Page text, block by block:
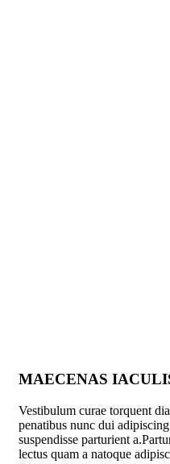
MAECENAS
Vestibulum curae torquent
penatibus nunc dui
suspendisse parturient
lectus quam a natoque